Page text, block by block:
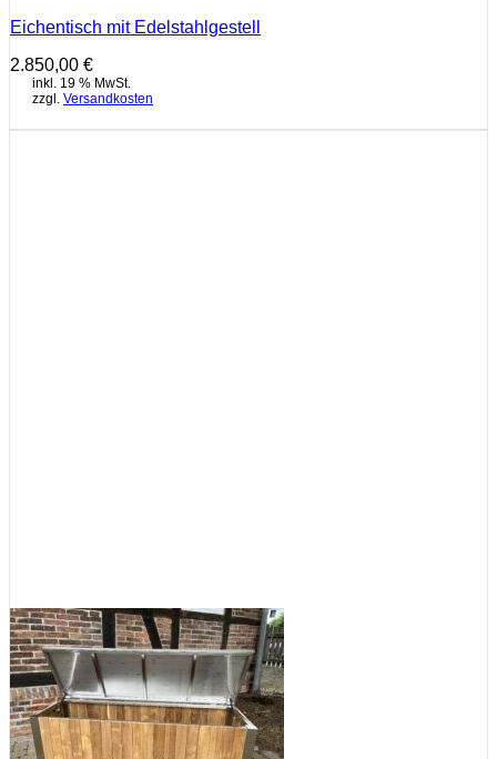
Eichentisch mit Edelstahlgestell
2.850,00 €
inkl. 19 % MwSt.
zzgl. Versandkosten